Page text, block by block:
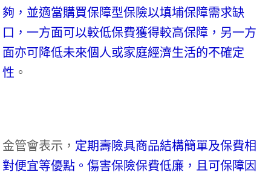
夠，並適當購買保障型保險以填埔保障需求缺
口，一方面可以較低保費獲得較高保障，另一方
面亦可降低未來個人或家庭經濟生活的不確定
性 。
金管會表示， 定期壽險具商品結構簡單及保費相
對便宜等優點。傷害保險保費低廉，且可保障因